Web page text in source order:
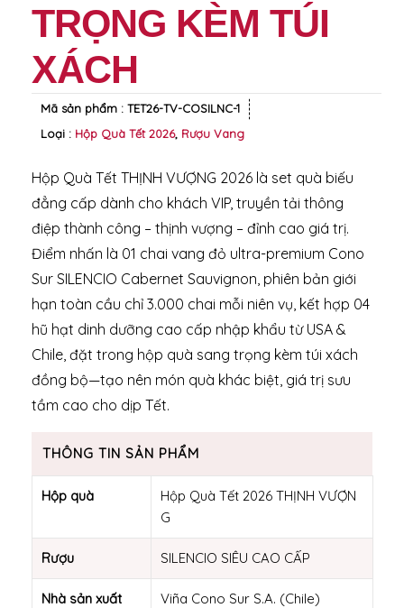
TRỌNG KÈM TÚI
XÁCH
Mã sản phẩm : TET26-TV-COSILNC-1
Loại : Hộp Quà Tết 2026, Rượu Vang
Hộp Quà Tết THỊNH VƯỢNG 2026 là set quà biếu
đẳng cấp dành cho khách VIP, truyền tải thông
điệp thành công – thịnh vượng – đỉnh cao giá trị.
Điểm nhấn là 01 chai vang đỏ ultra-premium Cono
Sur SILENCIO Cabernet Sauvignon, phiên bản giới
hạn toàn cầu chỉ 3.000 chai mỗi niên vụ, kết hợp 04
hũ hạt dinh dưỡng cao cấp nhập khẩu từ USA &
Chile, đặt trong hộp quà sang trọng kèm túi xách
đồng bộ—tạo nên món quà khác biệt, giá trị sưu
tầm cao cho dịp Tết.
THÔNG TIN SẢN PHẨM
Hộp quà
Hộp Quà Tết 2026 THỊNH VƯỢN
G
Rượu SILENCIO SIÊU CAO CẤP
Nhà sản xuất Viña Cono Sur S.A. (Chile)